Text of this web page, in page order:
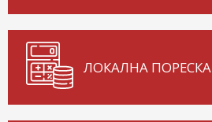
ЛОКАЛНА ПОРЕСКА